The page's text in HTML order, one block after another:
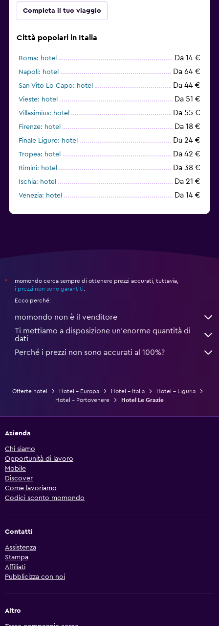
Completa il tuo viaggio
Città popolari in Italia
Roma: hotel Da 14 €
Napoli: hotel Da 64 €
San Vito Lo Capo: hotel Da 44 €
Vieste: hotel Da 51 €
Villasimius: hotel Da 55 €
Firenze: hotel Da 18 €
Finale Ligure: hotel Da 24 €
Tropea: hotel Da 42 €
Rimini: hotel Da 38 €
Ischia: hotel Da 21 €
Venezia: hotel Da 14 €
*
momondo cerca sempre di ottenere prezzi accurati, tuttavia,
i prezzi non sono garantiti
Ecco perché:
momondo non è il venditore
Ti mettiamo a disposizione un’enorme quantità di
dati
Perché i prezzi non sono accurati al 100%?
Offerte hotel Hotel - Europa Hotel - Italia
Hotel - Liguria
Hotel - Portovenere
Hotel Le Grazie
Azienda
Chi siamo
Opportunità di lavoro
Mobile
Discover
Come lavoriamo
Codici sconto momondo
Contatti
Assistenza
Stampa
Affiliati
Pubblicizza con noi
Altro